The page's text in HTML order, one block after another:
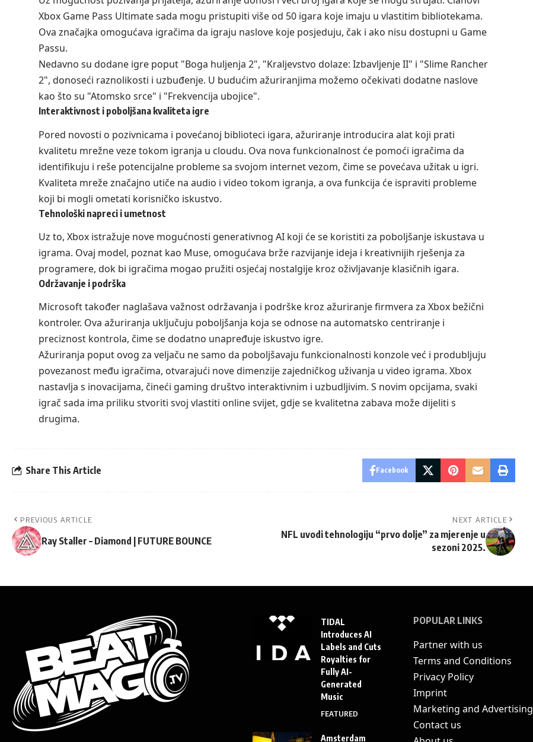
Xbox Game Pass Ultimate sada mogu pristupiti više od 50 igara koje imaju u vlastitim bibliotekama.
Ova značajka omogućava igračima da igraju naslove koje posjeduju, čak i ako nisu dostupni u Game
Passu.
Nedavno su dodane igre poput "Boga huljenja 2", "Kraljevstvo dolaze: Izbavljenje II" i "Slime Rancher
2", donoseći raznolikosti i uzbuđenje. U budućim ažuriranjima možemo očekivati dodatne naslove
kao što su "Atomsko srce" i "Frekvencija ubojice".
Interaktivnost i poboljšana kvaliteta igre
Pored novosti o pozivnicama i povećanoj biblioteci igara, ažuriranje introducira alat koji prati
kvalitetu mrežne veze tokom igranja u cloudu. Ova nova funkcionalnost će pomoći igračima da
identifikuju i reše potencijalne probleme sa svojom internet vezom, čime se povećava užitak u igri.
Kvaliteta mreže značajno utiče na audio i video tokom igranja, a ova funkcija će ispraviti probleme
koji bi mogli ometati korisničko iskustvo.
Tehnološki napreci i umetnost
Uz to, Xbox istražuje nove mogućnosti generativnog AI koji će se koristiti za poboljšanje iskustava u
igrama. Ovaj model, poznat kao Muse, omogućava brže razvijanje ideja i kreativnijih rješenja za
programere, dok bi igračima mogao pružiti osjećaj nostalgije kroz oživljavanje klasičnih igara.
Održavanje i podrška
Microsoft također naglašava važnost održavanja i podrške kroz ažuriranje firmvera za Xbox bežični
kontroler. Ova ažuriranja uključuju poboljšanja koja se odnose na automatsko centriranje i
preciznost kontrola, čime se dodatno unapređuje iskustvo igre.
Ažuriranja poput ovog za veljaču ne samo da poboljšavaju funkcionalnosti konzole već i produbljuju
povezanost među igračima, otvarajući nove dimenzije zajedničkog uživanja u video igrama. Xbox
nastavlja s inovacijama, čineći gaming društvo interaktivnim i uzbudljivim. S novim opcijama, svaki
igrač sada ima priliku stvoriti svoj vlastiti online svijet, gdje se kvalitetna zabava može dijeliti s
drugima.
Share This Article Facebook
PREVIOUS ARTICLE
Ray Staller – Diamond | FUTURE BOUNCE
NEXT ARTICLE
NFL uvodi tehnologiju “prvo dolje” za mjerenje u
sezoni 2025.
TIDAL
Introduces AI
Labels and Cuts
Royalties for
Fully AI-
Generated
Music
FEATURED
Amsterdam
POPULAR LINKS
Partner with us
Terms and Conditions
Privacy Policy
Imprint
Marketing and Advertising
Contact us